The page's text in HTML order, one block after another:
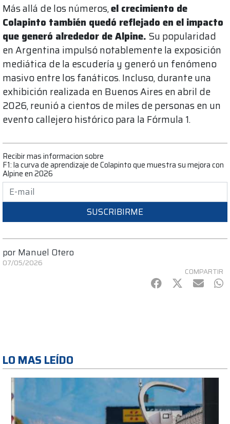
Más allá de los números,el crecimiento de
Colapinto también quedó reflejado en el impacto
que generó alrededor de Alpine. Su popularidad
en Argentina impulsó notablemente la exposición
mediática de la escudería y generó un fenómeno
masivo entre los fanáticos. Incluso, durante una
exhibición realizada en Buenos Aires en abril de
2026, reunió a cientos de miles de personas en un
evento callejero histórico para la Fórmula 1.
Recibir mas informacion sobre
F1: la curva de aprendizaje de Colapinto que muestra su mejora con
Alpine en 2026
SUSCRIBIRME
por Manuel Otero
07/05/2026
COMPARTIR
Facebook
Twitter
mail
LO MAS LEÍDO